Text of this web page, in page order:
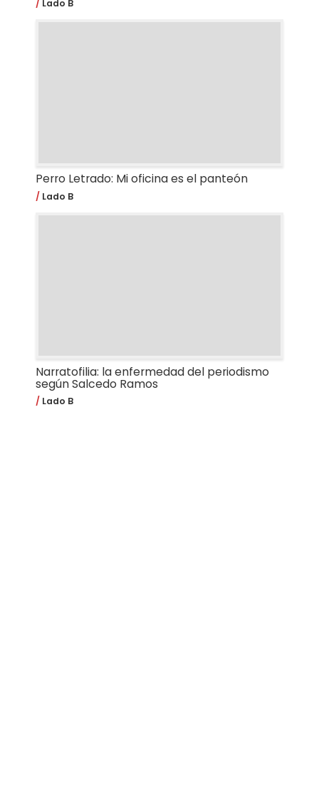
Lado B
Perro Letrado: Mi oficina es el panteón
Lado B
Narratofilia: la enfermedad del periodismo
según Salcedo Ramos
Lado B